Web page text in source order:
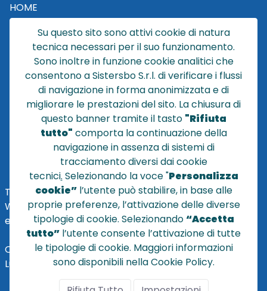
HOME
CATALOGO
CHI SIAMO
NEWS
CONTATTACI
CONDIZIONI DI VENDITA
POLICY PRIVACY
NOTE LEGALI
TEL
+39 051 320210
WHATSAPP:+39345 7201724
eMai
vendite@sistersbo.it
Orari Uffici:
Lun - Ven: 08:30 - 18:00
Su questo sito sono attivi cookie di natura
tecnica necessari per il suo funzionamento.
Sono inoltre in funzione cookie analitici che
consentono a Sistersbo S.r.l. di verificare i flussi
di navigazione in forma anonimizzata e di
migliorare le prestazioni del sito. La chiusura di
questo banner tramite il tasto "Rifiuta
tutto" comporta la continuazione della
navigazione in assenza di sistemi di
tracciamento diversi dai cookie
tecnici. Selezionando la voce "Personalizza
cookie”l’utente può stabilire, in base alle
proprie preferenze, l’attivazione delle diverse
tipologie di cookie. Selezionando “Accetta
tutto” l’utente consente l’attivazione di tutte
le tipologie di cookie. Maggiori informazioni
sono disponibili nella Cookie Policy.